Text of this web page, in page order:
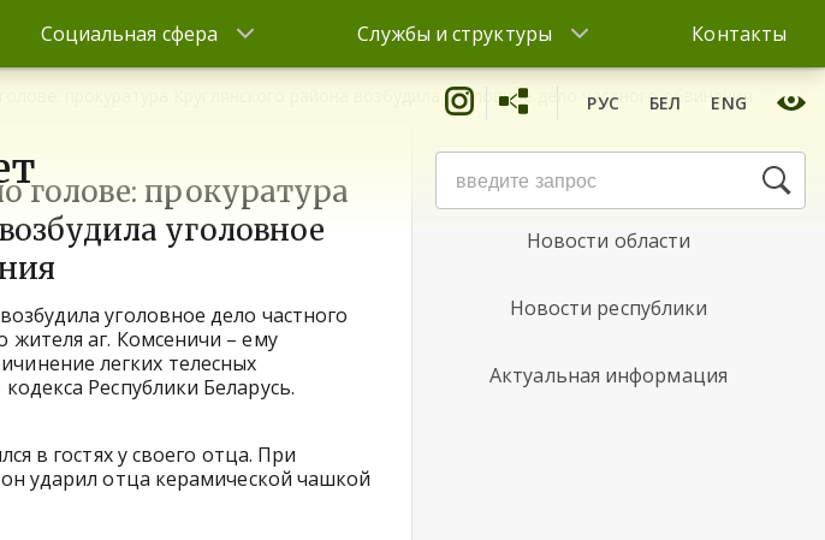
Социальная сфера Службы и структуры Контакты
РУС БЕЛ ENG
прокуратура Круглянского района возбудила уголовное дело частного обвинения
голове: прокуратура
уголовное
уголовное дело частного
аг. Комсеничи – ему
легких телесных
Республики Беларусь.
в гостях у своего отца. При
ударил отца керамической чашкой
Новости района
Новости области
Новости республики
Актуальная информация